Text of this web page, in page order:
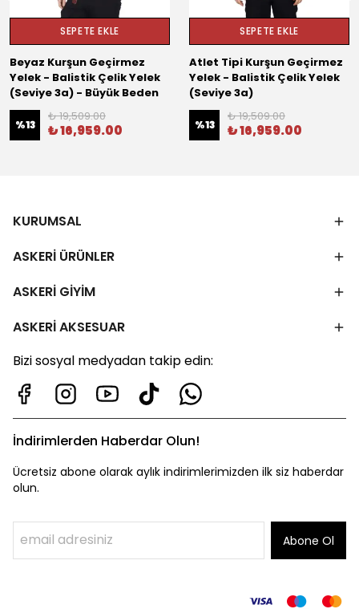
SEPETE EKLE
Beyaz Kurşun Geçirmez
Yelek - Balistik Çelik Yelek
(Seviye 3a) - Büyük Beden
%13
₺ 19,509.00
₺ 16,959.00
SEPETE EKLE
Atlet Tipi Kurşun Geçirmez
Yelek - Balistik Çelik Yelek
(Seviye 3a)
%13
₺ 19,509.00
₺ 16,959.00
KURUMSAL
ASKERİ ÜRÜNLER
ASKERİ GİYİM
ASKERİ AKSESUAR
Bizi sosyal medyadan takip edin:
İndirimlerden Haberdar Olun!
Ücretsiz abone olarak aylık indirimlerimizden ilk siz haberdar
olun.
Abone Ol